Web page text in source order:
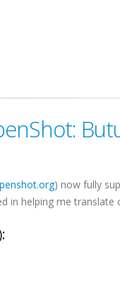
) now fully
in helping me
: